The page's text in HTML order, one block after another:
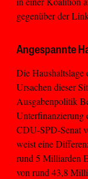
gegenüber der
Angespannte
Die Haushaltslage
Ursachen dieser
Ausgabenpolitik
Unterfinanzierung
CDU-SPD-Senat
weist eine
rund 5 Milliarden
von rund 43,8